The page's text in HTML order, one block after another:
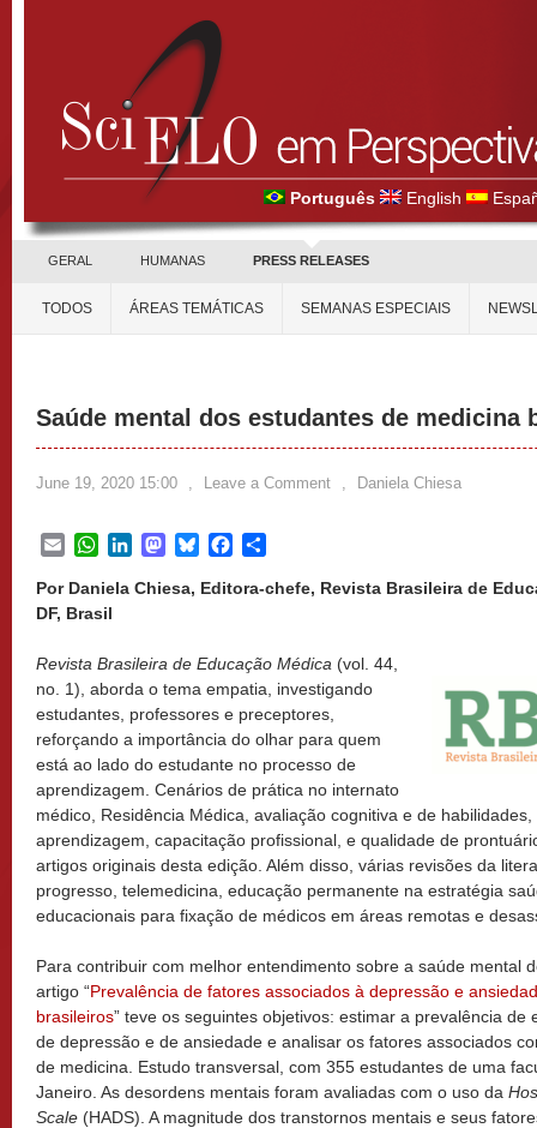
Português English
GERAL HUMANAS PRESS RELEASES
TODOS ÁREAS TEMÁTICAS SEMANAS ESPECIAIS
Saúde mental dos estudantes de medicina
June 19, 2020 15:00 , Leave a Comment , Daniela Chiesa
EmailWhatsApp
LinkedInMastodon
BlueskyFacebook
Por Daniela Chiesa, Editora-chefe, Revista Brasileira de
DF, Brasil
Revista Brasileira de Educação Médica (vol. 44,
no. 1), aborda o tema empatia, investigando
estudantes, professores e preceptores,
reforçando a importância do olhar para quem
está ao lado do estudante no processo de
aprendizagem. Cenários de prática no internato
médico, Residência Médica, avaliação cognitiva e de
aprendizagem, capacitação profissional, e qualidade de
artigos originais desta edição. Além disso, várias revisões da
progresso, telemedicina, educação permanente na estratégia
educacionais para fixação de médicos em áreas remotas e
Para contribuir com melhor entendimento sobre a saúde mental
artigo “Prevalência de fatores associados à depressão e
brasileiros” teve os seguintes objetivos: estimar a prevalência de
de depressão e de ansiedade e analisar os fatores associados
de medicina. Estudo transversal, com 355 estudantes de uma
Janeiro. As desordens mentais foram avaliadas com o uso da
Scale (HADS). A magnitude dos transtornos mentais e seus